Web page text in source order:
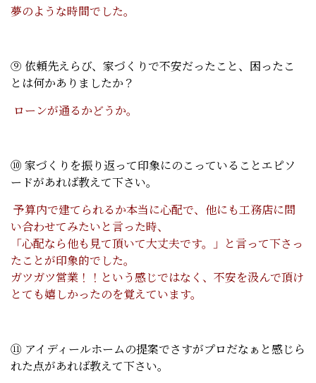
夢のような時間でした。
⑨ 依頼先えらび、家づくりで不安だったこと、困ったこ
とは何かありましたか？
ローンが通るかどうか。
⑩ 家づくりを振り返って印象にのこっていることエピソ
ードがあれば教えて下さい。
予算内で建てられるか本当に心配で、他にも工務店に問
い合わせてみたいと言った時、
「心配なら他も見て頂いて大丈夫です。」と言って下さっ
たことが印象的でした。
ガツガツ営業！！という感じではなく、不安を汲んで頂け
とても嬉しかったのを覚えています。
⑪ アイディールホームの提案でさすがプロだなぁと感じら
れた点があれば教えて下さい。